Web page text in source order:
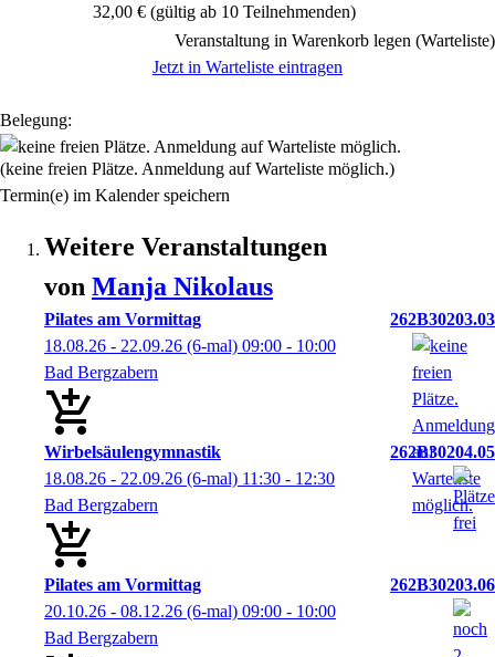
32,00 € (gültig ab 10 Teilnehmenden)
Veranstaltung in Warenkorb legen (Warteliste)
Jetzt in Warteliste eintragen
Belegung:
(keine freien Plätze. Anmeldung auf Warteliste möglich.)
Termin(e) im Kalender speichern
Weitere Veranstaltungen
von Manja Nikolaus
Pilates am Vormittag
262B30203.03
18.08.26 - 22.09.26 (6-mal) 09:00 - 10:00
Bad Bergzabern
Wirbelsäulengymnastik
262B30204.05
18.08.26 - 22.09.26 (6-mal) 11:30 - 12:30
Bad Bergzabern
Pilates am Vormittag
262B30203.06
20.10.26 - 08.12.26 (6-mal) 09:00 - 10:00
Bad Bergzabern